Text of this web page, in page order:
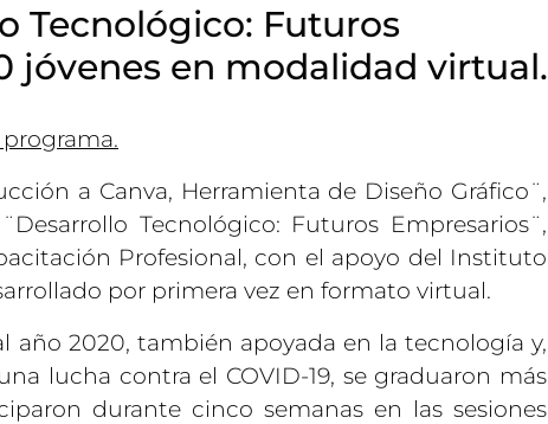
Tecnológico: Futuros
jóvenes en modalidad virtual.
a Canva, Herramienta de Diseño Gráfico¨,
Tecnológico: Futuros Empresarios¨,
Profesional, con el apoyo del Instituto
por primera vez en formato virtual.
2020, también apoyada en la tecnología y,
lucha contra el COVID-19, se graduaron más
durante cinco semanas en las sesiones